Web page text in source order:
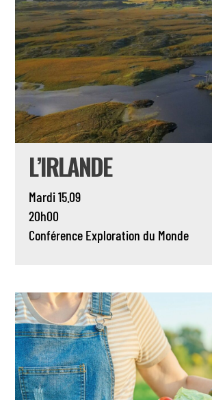
L’IRLANDE
Mardi 15.09
20h00
Conférence Exploration du Monde